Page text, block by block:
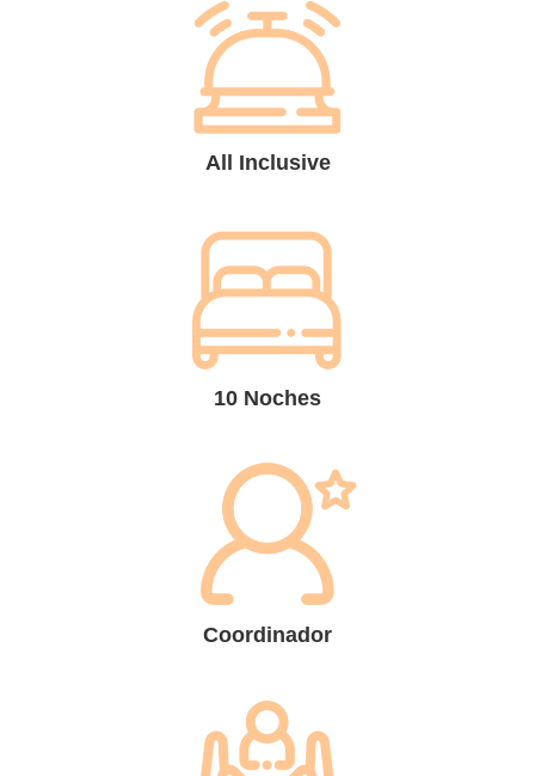
All Inclusive
10 Noches
Coordinador